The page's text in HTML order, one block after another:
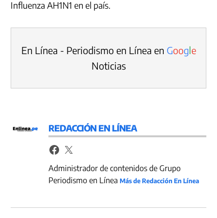
Influenza AH1N1 en el país.
En Línea - Periodismo en Línea en Google
Noticias
REDACCIÓN EN LÍNEA
Administrador de contenidos de Grupo
Periodismo en LíneaMás de Redacción En Línea